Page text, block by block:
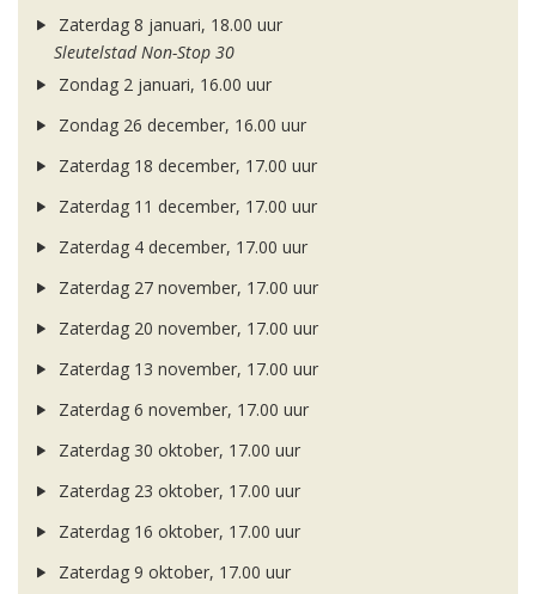
Zaterdag 8 januari, 18.00 uur
Sleutelstad Non-Stop 30
Zondag 2 januari, 16.00 uur
Zondag 26 december, 16.00 uur
Zaterdag 18 december, 17.00 uur
Zaterdag 11 december, 17.00 uur
Zaterdag 4 december, 17.00 uur
Zaterdag 27 november, 17.00 uur
Zaterdag 20 november, 17.00 uur
Zaterdag 13 november, 17.00 uur
Zaterdag 6 november, 17.00 uur
Zaterdag 30 oktober, 17.00 uur
Zaterdag 23 oktober, 17.00 uur
Zaterdag 16 oktober, 17.00 uur
Zaterdag 9 oktober, 17.00 uur